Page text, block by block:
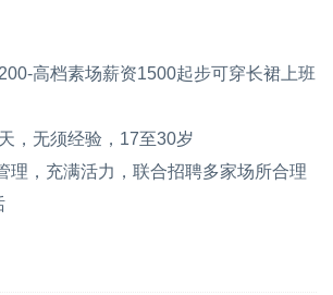
高档素场薪资1500起步可穿长裙上班
，无须经验，17至30岁
理，充满活力，联合招聘多家场所合理